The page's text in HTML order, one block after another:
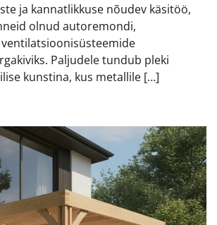
ja kannatlikkuse nõudev käsitöö,
olnud autoremondi,
Paljudele tundub pleki
kunstina, kus metallile […]